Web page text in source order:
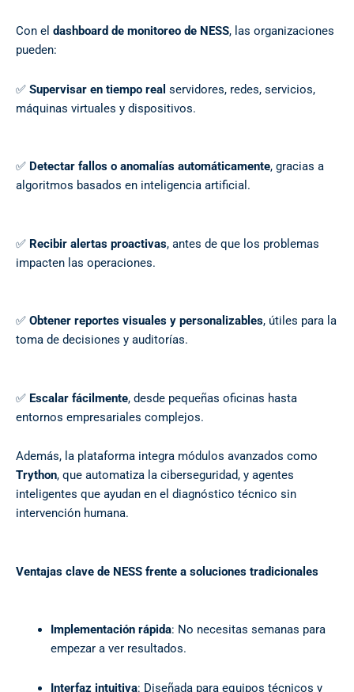
Con el dashboard de monitoreo de NESS, las organizaciones
pueden:
✅ Supervisar en tiempo real servidores, redes, servicios,
máquinas virtuales y dispositivos.
✅ Detectar fallos o anomalías automáticamente, gracias a
algoritmos basados en inteligencia artificial.
✅ Recibir alertas proactivas, antes de que los problemas
impacten las operaciones.
✅ Obtener reportes visuales y personalizables, útiles para la
toma de decisiones y auditorías.
✅ Escalar fácilmente, desde pequeñas oficinas hasta
entornos empresariales complejos.
Además, la plataforma integra módulos avanzados como
Trython, que automatiza la ciberseguridad, y agentes
inteligentes que ayudan en el diagnóstico técnico sin
intervención humana.
Ventajas clave de NESS frente a soluciones tradicionales
Implementación rápida: No necesitas semanas para
empezar a ver resultados.
Interfaz intuitiva: Diseñada para equipos técnicos y